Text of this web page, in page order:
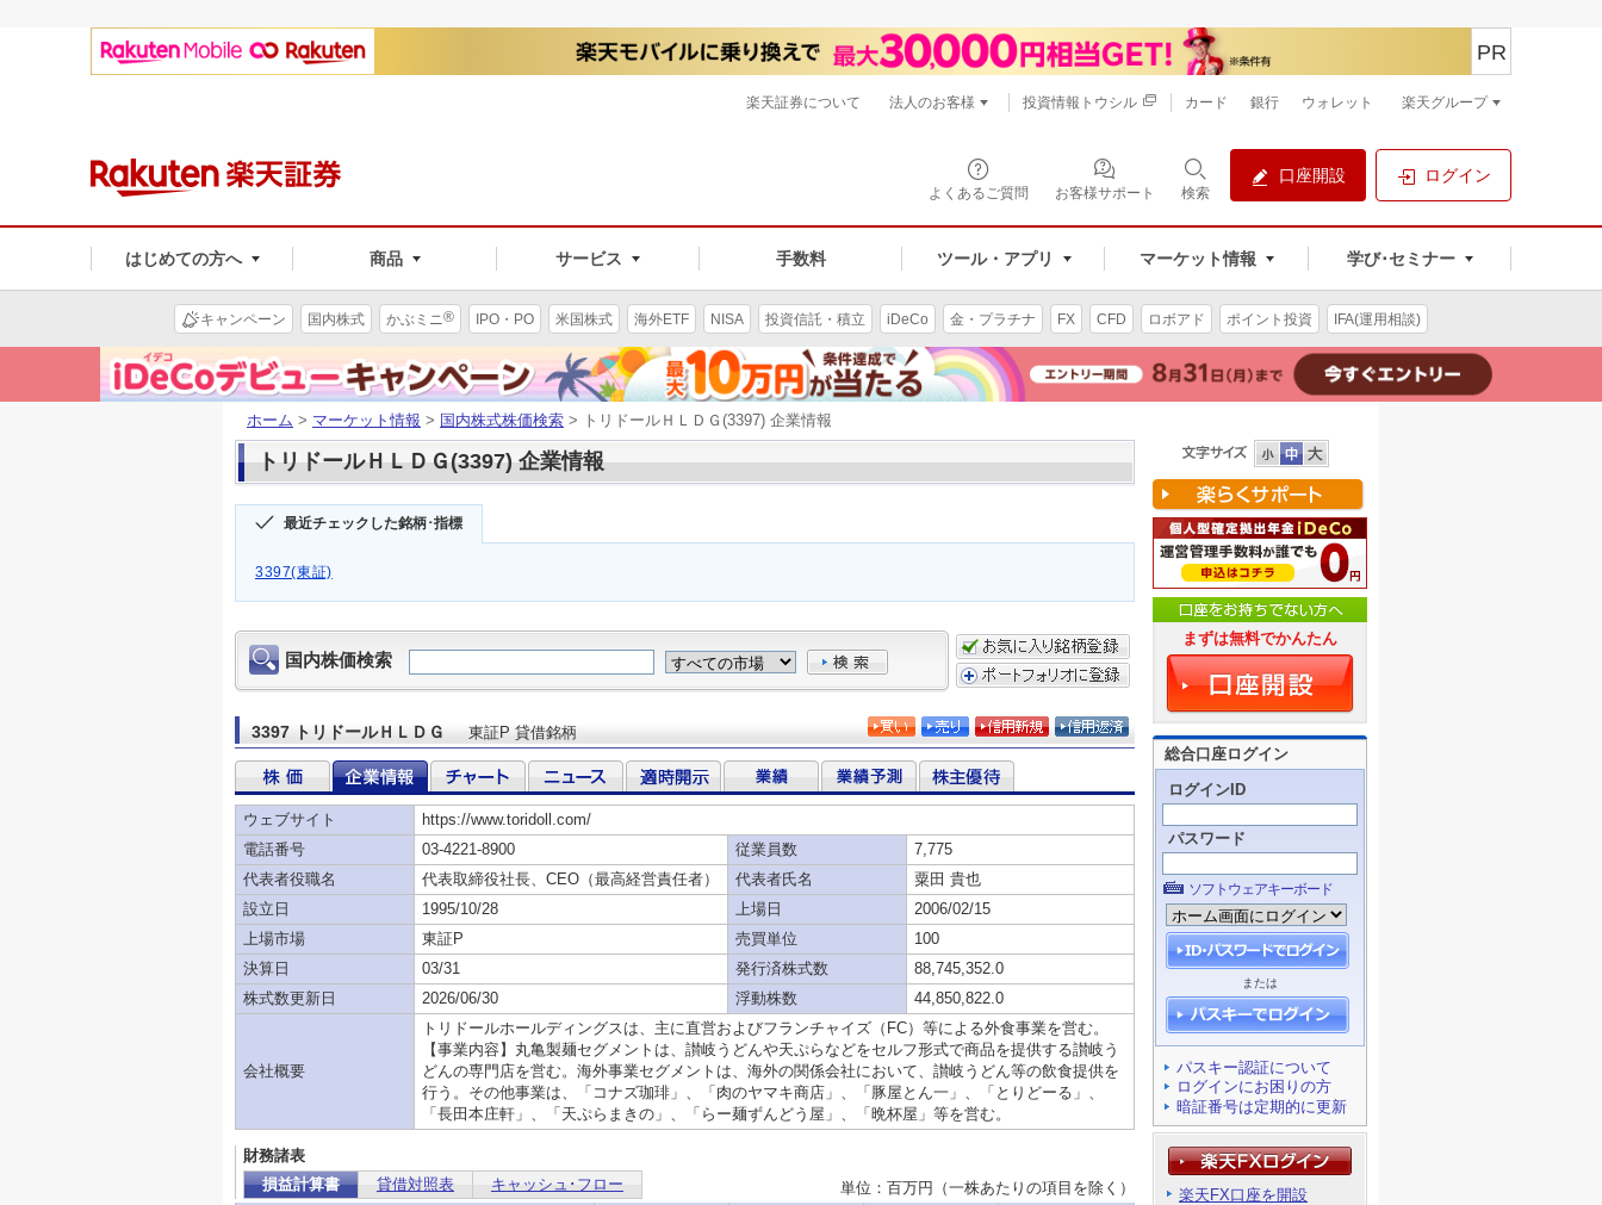
よくあるご質問 お客様サポート 検索
口座開設 ログイン
はじめての方へ 商品 サービス 手数料 ツール・アプリ マーケット情報 学び･セミナー
PR
楽天証券について 法人のお客様 投資情報トウシル カード 銀行 ウォレット 楽天グループ
キャンペーン 国内株式 かぶミニ® IPO・PO 米国株式 海外ETF NISA 投資信託・積立 iDeCo 金・プラチナ FX CFD ロボアド ポイント投資 IFA(運用相談)
ホーム > マーケット情報 > 国内株式株価検索 > トリドールＨＬＤＧ(3397) 企業情報
トリドールＨＬＤＧ(3397) 企業情報
最近チェックした銘柄･指標
3397(東証)
まずは無料でかんたん
総合口座ログイン
ログインID
パスワード
ソフトウェアキーボード
または
パスキー認証について
ログインにお困りの方
暗証番号は定期的に更新
楽天FX口座を開設